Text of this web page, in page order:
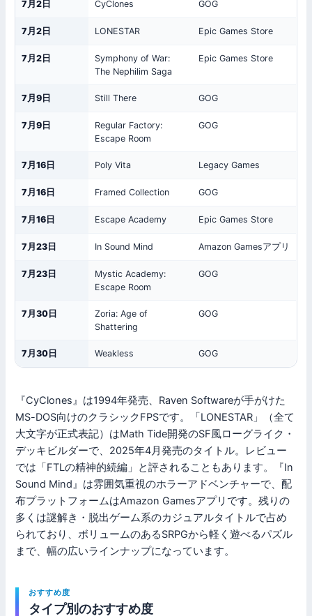
7月2日 CyClones GOG
7月2日 LONESTAR Epic Games Store
7月2日
Symphony of War:
The Nephilim Saga
Epic Games Store
7月9日 Still There GOG
7月9日
Regular Factory:
Escape Room
GOG
7月16日 Poly Vita Legacy Games
7月16日 Framed Collection GOG
7月16日 Escape Academy Epic Games Store
7月23日 In Sound Mind Amazon Gamesアプリ
7月23日
Mystic Academy:
Escape Room
GOG
7月30日
Zoria: Age of
Shattering
GOG
7月30日 Weakless GOG
『CyClones』は1994年発売、Raven Softwareが手がけた
MS-DOS向けのクラシックFPSです。「LONESTAR」（全て
大文字が正式表記）はMath Tide開発のSF風ローグライク・
デッキビルダーで、2025年4月発売のタイトル。レビュー
では「FTLの精神的続編」と評されることもあります。『In
Sound Mind』は雰囲気重視のホラーアドベンチャーで、配
布プラットフォームはAmazon Gamesアプリです。残りの
多くは謎解き・脱出ゲーム系のカジュアルタイトルで占め
られており、ボリュームのあるSRPGから軽く遊べるパズル
まで、幅の広いラインナップになっています。
おすすめ度
タイプ別のおすすめ度